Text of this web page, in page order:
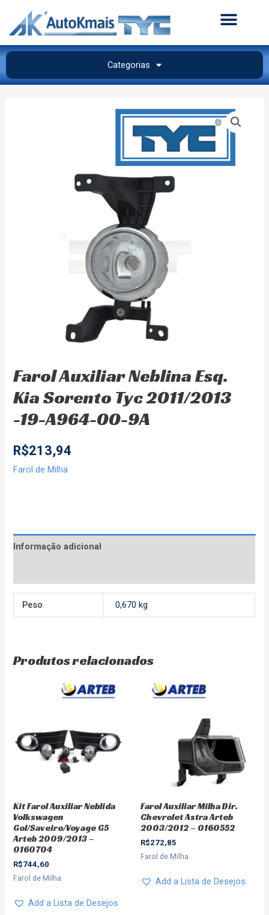
Categorias
Farol Auxiliar Neblina Esq.
Kia Sorento Tyc 2011/2013
-19-A964-00-9A
R$213,94
Farol de Milha
Informação adicional
Peso 0,670 kg
Produtos relacionados
Kit Farol Auxiliar Neblida
Volkswagen
Gol/Saveiro/Voyage G5
Arteb 2009/2013 –
0160704
R$744,60
Farol de Milha
Add a Lista de Desejos
Farol Auxiliar Milha Dir.
Chevrolet Astra Arteb
2003/2012 – 0160552
R$272,85
Farol de Milha
Add a Lista de Desejos